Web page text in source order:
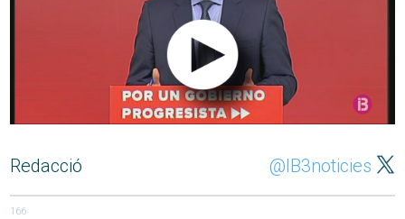
Redacció @IB3noticies
166